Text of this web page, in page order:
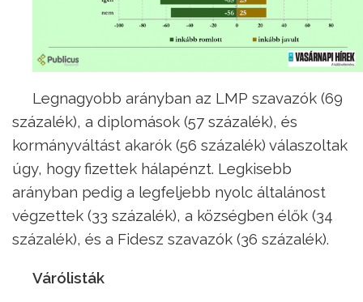
Legnagyobb arányban az LMP szavazók (69
százalék), a diplomások (57 százalék), és
kormányváltást akarók (56 százalék) válaszoltak
úgy, hogy fizettek hálapénzt. Legkisebb
arányban pedig a legfeljebb nyolc általánost
végzettek (33 százalék), a községben élők (34
százalék), és a Fidesz szavazók (36 százalék).
Várólisták